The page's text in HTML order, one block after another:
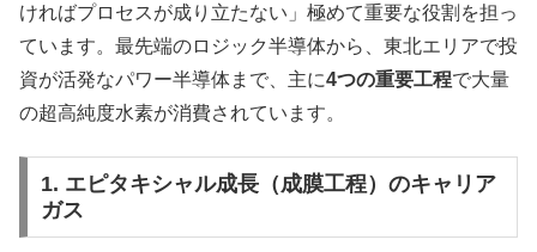
ければプロセスが成り立たない」極めて重要な役割を担っ
ています。最先端のロジック半導体から、東北エリアで投
資が活発なパワー半導体まで、主に4つの重要工程で大量
の超高純度水素が消費されています。
1. エピタキシャル成長（成膜工程）のキャリア
ガス